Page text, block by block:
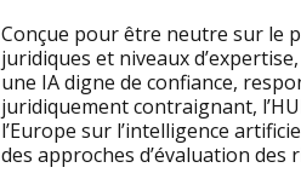
Conçue pour être neutre sur le
juridiques et niveaux
une IA digne de confiance,
juridiquement contraignant,
l’Europe sur l’intelligence
des approches d’évaluation